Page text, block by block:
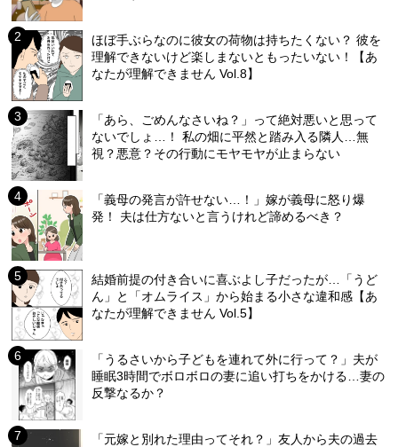
ほぼ手ぶらなのに彼女の荷物は持ちたくない？ 彼を
理解できないけど楽しまないともったいない！【あ
なたが理解できません Vol.8】
「あら、ごめんなさいね？」って絶対悪いと思って
ないでしょ…！ 私の畑に平然と踏み入る隣人…無
視？悪意？その行動にモヤモヤが止まらない
「義母の発言が許せない…！」嫁が義母に怒り爆
発！ 夫は仕方ないと言うけれど諦めるべき？
結婚前提の付き合いに喜ぶよし子だったが…「うど
ん」と「オムライス」から始まる小さな違和感【あ
なたが理解できません Vol.5】
「うるさいから子どもを連れて外に行って？」夫が
睡眠3時間でボロボロの妻に追い打ちをかける…妻の
反撃なるか？
「元嫁と別れた理由ってそれ？」友人から夫の過去